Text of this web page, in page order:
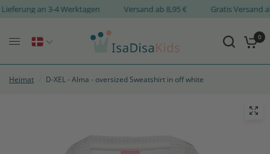
Lieferung an 3-4 Werktagen Versand ab 8,95 € Gratis
0
Heimat D-XEL - Alma - oversized Sweatshirt in off white